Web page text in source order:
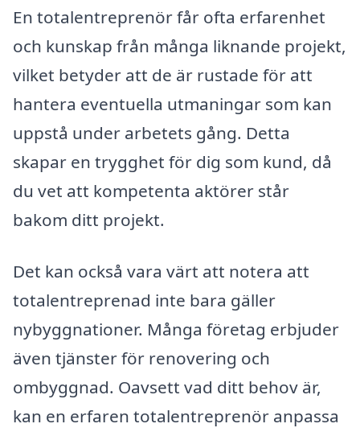
En totalentreprenör får ofta erfarenhet
och kunskap från många liknande projekt,
vilket betyder att de är rustade för att
hantera eventuella utmaningar som kan
uppstå under arbetets gång. Detta
skapar en trygghet för dig som kund, då
du vet att kompetenta aktörer står
bakom ditt projekt.
Det kan också vara värt att notera att
totalentreprenad inte bara gäller
nybyggnationer. Många företag erbjuder
även tjänster för renovering och
ombyggnad. Oavsett vad ditt behov är,
kan en erfaren totalentreprenör anpassa